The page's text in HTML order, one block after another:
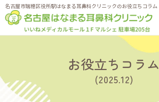
名古屋市瑞穂区役所駅はなまる耳鼻科クリニックのお役立ちコラム
お役立ちコラム
(2025.12)